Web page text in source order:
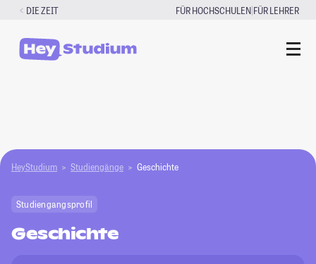
Zum
springen
DIE ZEIT FÜR HOCHSCHULEN|FÜR LEHRER
HeyStudium Studiengänge Geschichte
Studiengangsprofil
Geschichte